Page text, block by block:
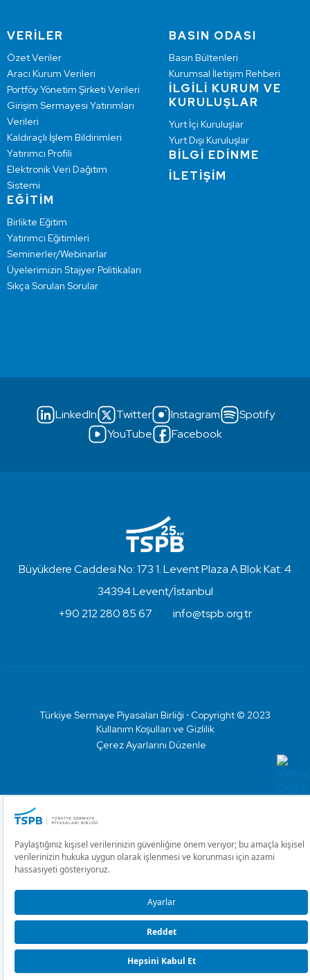
VERİLER
Özet Veriler
Aracı Kurum Verileri
Portföy Yönetim Şirketi Verileri
Girişim Sermayesi Yatırımları
Verileri
Kaldıraçlı İşlem Bildirimleri
Yatırımcı Profili
Elektronik Veri Dağıtım
Sistemi
EĞİTİM
Birlikte Eğitim
Yatırımcı Eğitimleri
Seminerler/Webinarlar
Üyelerimizin Stajyer Politikaları
Sıkça Sorulan Sorular
BASIN ODASI
Basın Bültenleri
Kurumsal İletişim Rehberi
İLGİLİ KURUM VE
KURULUŞLAR
Yurt İçi Kuruluşlar
Yurt Dışı Kuruluşlar
BİLGİ EDİNME
İLETİŞİM
LinkedIn Twitter Instagram
Spotify
YouTube
Facebook
Büyükdere Caddesi No: 173 1. Levent Plaza A Blok Kat: 4
34394 Levent/İstanbul
+90 212 280 85 67
info@tspb.org.tr
Türkiye Sermaye Piyasaları Birliği ⋅ Copyright © 2023
Kullanım Koşulları ve Gizlilik
Çerez Ayarlarını Düzenle